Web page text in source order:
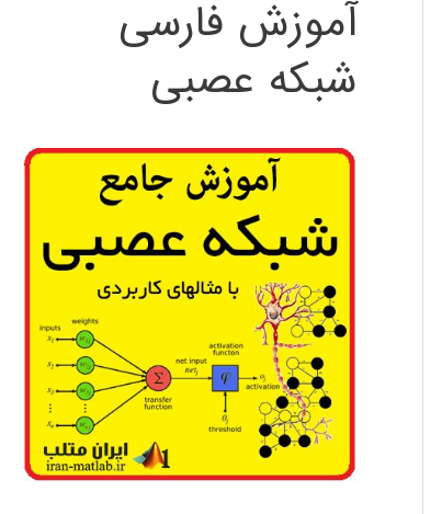
آموزش فارسی
شبکه عصبی